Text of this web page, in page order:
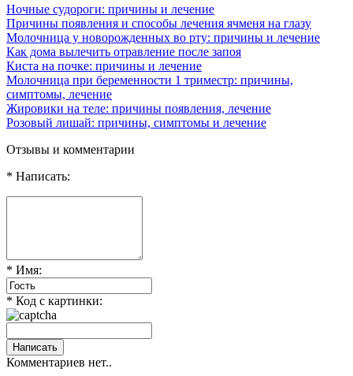
Ночные судороги: причины и лечение
Причины появления и способы лечения ячменя на глазу
Молочница у новорожденных во рту: причины и лечение
Как дома вылечить отравление после запоя
Киста на почке: причины и лечение
Молочница при беременности 1 триместр: причины,
симптомы, лечение
Жировики на теле: причины появления, лечение
Розовый лишай: причины, симптомы и лечение
Отзывы и комментарии
* Написать:
* Имя:
* Код с картинки:
Комментариев нет..